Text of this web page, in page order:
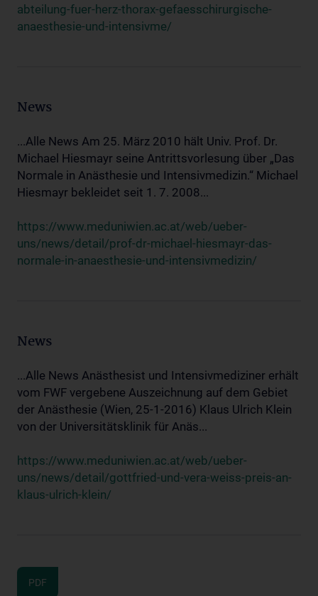
abteilung-fuer-herz-thorax-gefaesschirurgische-
anaesthesie-und-intensivme/
News
...Alle News Am 25. März 2010 hält Univ. Prof. Dr.
Michael Hiesmayr seine Antrittsvorlesung über „Das
Normale in Anästhesie und Intensivmedizin.“ Michael
Hiesmayr bekleidet seit 1. 7. 2008...
https://www.meduniwien.ac.at/web/ueber-
uns/news/detail/prof-dr-michael-hiesmayr-das-
normale-in-anaesthesie-und-intensivmedizin/
News
...Alle News Anästhesist und Intensivmediziner erhält
vom FWF vergebene Auszeichnung auf dem Gebiet
der Anästhesie (Wien, 25-1-2016) Klaus Ulrich Klein
von der Universitätsklinik für Anäs...
https://www.meduniwien.ac.at/web/ueber-
uns/news/detail/gottfried-und-vera-weiss-preis-an-
klaus-ulrich-klein/
PDF